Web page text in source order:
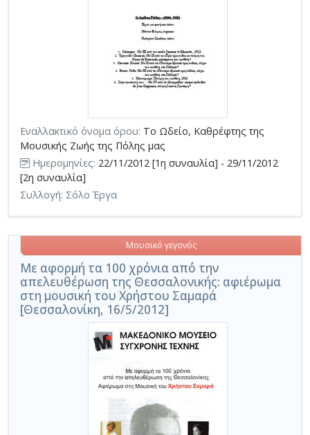
Εναλλακτικό όνομα όρου: Το Ωδείο, Καθρέφτης της
Μουσικής Ζωής της Πόλης μας
Ημερομηνίες: 22/11/2012 [1η συναυλία] - 29/11/2012
[2η συναυλία]
Συλλογή: Σόλο Έργα
Με αφορμή τα 100 χρόνια απ΄ό την
απελευθέρωση της Θεσσαλονικής: αφιέρωμα
στη μουσική του Χρήστου Σαμαρά
[Θεσσαλονίκη, 16/5/2012]
Μουσικό γεγονός